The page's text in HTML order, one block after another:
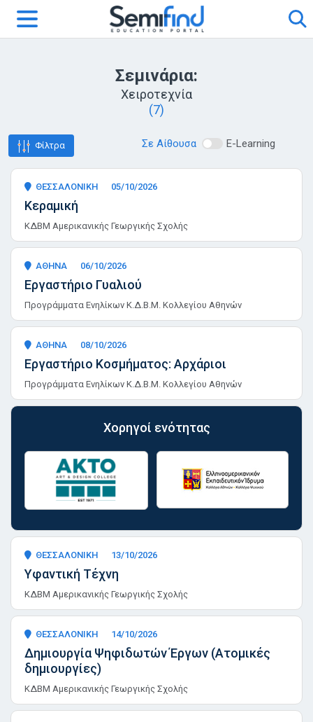
Σεμινάρια:
Χειροτεχνία
(7)
Φίλτρα Σε Αίθουσα E-Learning
ΘΕΣΣΑΛΟΝΙΚΗ 05/10/2026
Κεραμική
ΚΔΒΜ Αμερικανικής Γεωργικής Σχολής
ΑΘΗΝΑ 06/10/2026
Eργαστήριο Γυαλιού
Προγράμματα Ενηλίκων Κ.Δ.Β.Μ. Κολλεγίου Αθηνών
ΑΘΗΝΑ 08/10/2026
Εργαστήριο Κοσμήματος: Αρχάριοι
Προγράμματα Ενηλίκων Κ.Δ.Β.Μ. Κολλεγίου Αθηνών
Χορηγοί ενότητας
ΘΕΣΣΑΛΟΝΙΚΗ 13/10/2026
Υφαντική Τέχνη
ΚΔΒΜ Αμερικανικής Γεωργικής Σχολής
ΘΕΣΣΑΛΟΝΙΚΗ 14/10/2026
Δημιουργία Ψηφιδωτών Έργων (Ατομικές
δημιουργίες)
ΚΔΒΜ Αμερικανικής Γεωργικής Σχολής